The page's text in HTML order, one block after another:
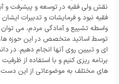
نقش ولی فقیه در توسعه و پیشرفت و
فقیه نبود و فرمایشات و تدبیرات
واسطه تشییع و آمادگی مردم، می
توسط اساتید متخصص در این حوزه ها،
ای و تبیین روی آنها انجام دهیم. در
برنامه ریزی کنیم و با استفاده از
های مختلف به موضوعاتی از این دست